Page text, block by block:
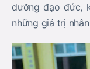
dưỡng đạo đức,
những giá trị